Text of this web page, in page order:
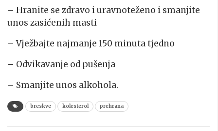
– Hranite se zdravo i uravnoteženo i smanjite
unos zasićenih masti
– Vježbajte najmanje 150 minuta tjedno
– Odvikavanje od pušenja
– Smanjite unos alkohola.
breskve kolesterol prehrana